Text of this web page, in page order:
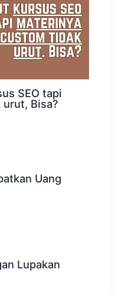
SEO tapi
Bisa?
Uang
Lupakan